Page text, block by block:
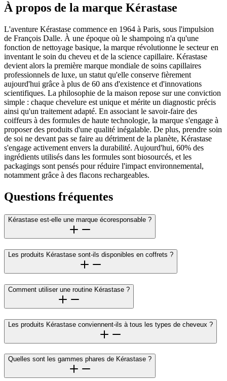
À propos de la marque Kérastase
L'aventure Kérastase commence en 1964 à Paris, sous l'impulsion
de François Dalle. À une époque où le shampoing n'a qu'une
fonction de nettoyage basique, la marque révolutionne le secteur en
inventant le soin du cheveu et de la science capillaire. Kérastase
devient alors la première marque mondiale de soins capillaires
professionnels de luxe, un statut qu'elle conserve fièrement
aujourd'hui grâce à plus de 60 ans d'existence et d'innovations
scientifiques. La philosophie de la maison repose sur une conviction
simple : chaque chevelure est unique et mérite un diagnostic précis
ainsi qu'un traitement adapté. En associant le savoir-faire des
coiffeurs à des formules de haute technologie, la marque s'engage à
proposer des produits d'une qualité inégalable. De plus, prendre soin
de soi ne devant pas se faire au détriment de la planète, Kérastase
s'engage activement envers la durabilité. Aujourd'hui, 60% des
ingrédients utilisés dans les formules sont biosourcés, et les
packagings sont pensés pour réduire l'impact environnemental,
notamment grâce à des flacons rechargeables.
Questions fréquentes
Kérastase est-elle une marque écoresponsable ?
Les produits Kérastase sont-ils disponibles en coffrets ?
Comment utiliser une routine Kérastase ?
Les produits Kérastase conviennent-ils à tous les types de cheveux ?
Quelles sont les gammes phares de Kérastase ?